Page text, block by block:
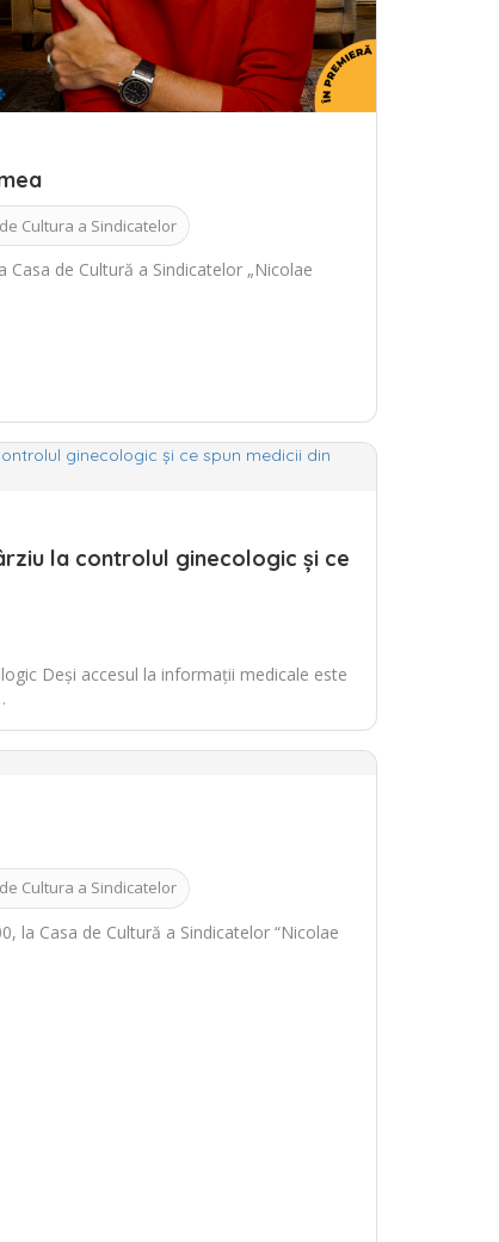
Cultura a Sindicatelor
de Cultură a Sindicatelor „Nicolae
la controlul ginecologic și ce
Deși accesul la informații medicale este
Cultura a Sindicatelor
la Casa de Cultură a Sindicatelor “Nicolae